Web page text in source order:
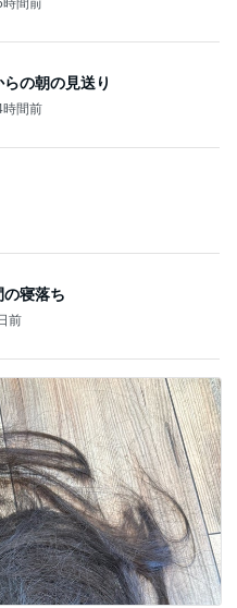
の朝の見送り
時間前
の寝落ち
前